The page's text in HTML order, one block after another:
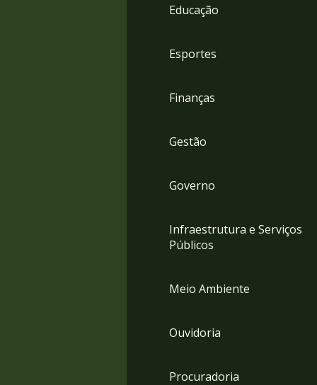
Educação
Esportes
Finanças
Gestão
Governo
Infraestrutura e Serviços
Públicos
Meio Ambiente
Ouvidoria
Procuradoria